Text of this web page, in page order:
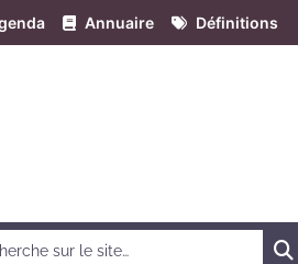
Annuaire Définitions